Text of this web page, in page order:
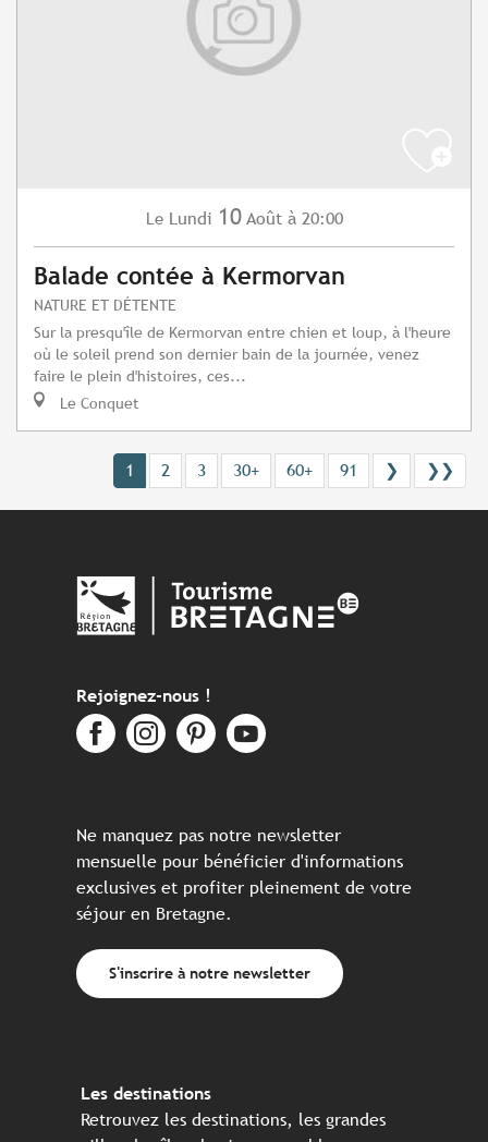
Le Lundi 10 Août à 20:00
Balade contée à Kermorvan
NATURE ET DÉTENTE
Sur la presqu'île de Kermorvan entre chien et loup, à l'heure
où le soleil prend son dernier bain de la journée, venez
faire le plein d'histoires, ces...
Le Conquet
1 2 3 30+ 60+ 91 ❯ ❯❯
Rejoignez-nous !
Ne manquez pas notre newsletter
mensuelle pour bénéficier d'informations
exclusives et profiter pleinement de votre
séjour en Bretagne.
S'inscrire à notre newsletter
Les destinations
Retrouvez les destinations, les grandes